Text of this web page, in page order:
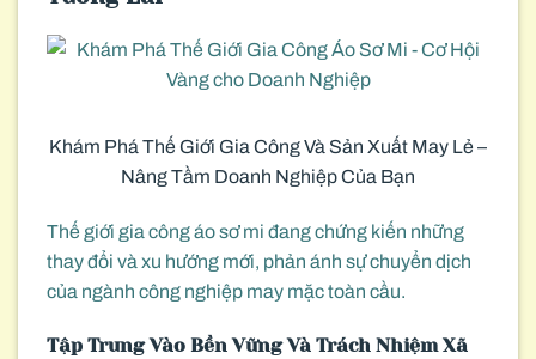
Khám Phá Thế Giới Gia Công Và Sản Xuất May Lẻ –
Nâng Tầm Doanh Nghiệp Của Bạn
Thế giới gia công áo sơ mi đang chứng kiến những
thay đổi và xu hướng mới, phản ánh sự chuyển dịch
của ngành công nghiệp may mặc toàn cầu.
Tập Trung Vào Bền Vững Và Trách Nhiệm Xã